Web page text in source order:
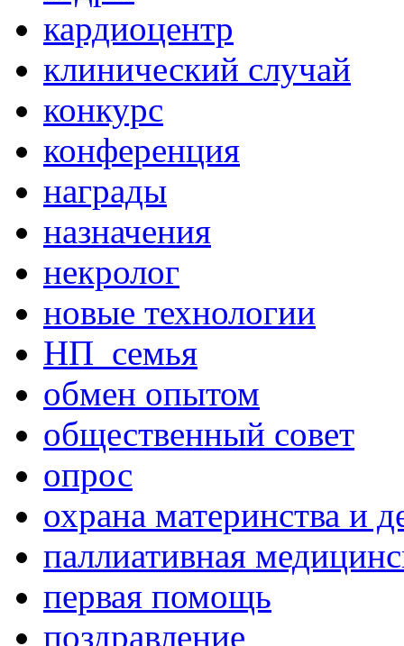
кардиоцентр
клинический случай
конкурс
конференция
награды
назначения
некролог
новые технологии
НП_семья
обмен опытом
общественный совет
опрос
охрана материнства и
паллиативная
первая помощь
поздравление